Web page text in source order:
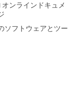
オンラインドキュメ
ソフトウェアとツー